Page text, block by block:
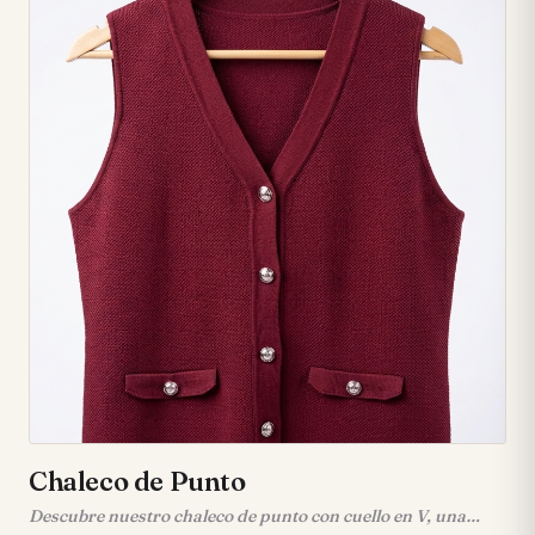
Chaleco de Punto
Descubre nuestro chaleco de punto con cuello en V, una